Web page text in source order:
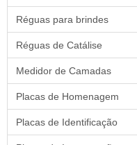
Réguas para brindes
Réguas de Catálise
Medidor de Camadas
Placas de Homenagem
Placas de Identificação